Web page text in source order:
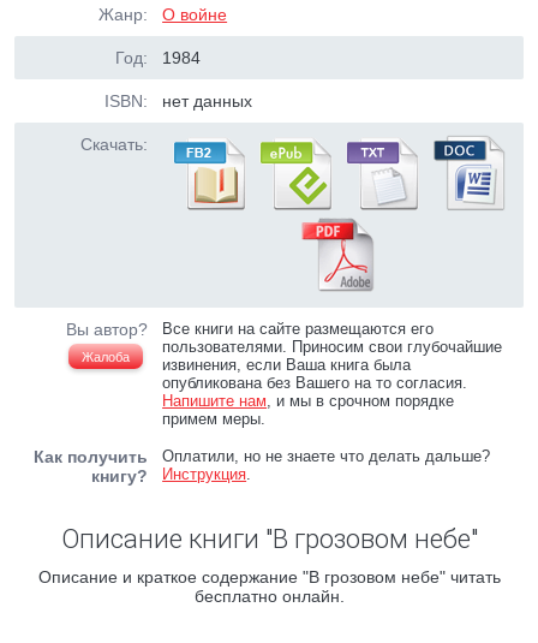
Жанр: О войне
Год: 1984
ISBN: нет данных
Скачать:
Вы автор?
Жалоба
Все книги на сайте размещаются его
пользователями. Приносим свои глубочайшие
извинения, если Ваша книга была
опубликована без Вашего на то согласия.
Напишите нам, и мы в срочном порядке
примем меры.
Как получить
книгу?
Оплатили, но не знаете что делать дальше?
Инструкция.
Описание книги "В грозовом небе"
Описание и краткое содержание "В грозовом небе" читать
бесплатно онлайн.